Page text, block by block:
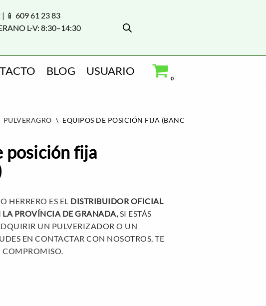
📱 609 61 23 83
L-V: 8:30–14:30
BLOG USUARIO
0
PULVERAGRO \ EQUIPOS DE POSICIÓN FIJA (BANCADAS)
posición fija
HERRERO ES EL DISTRIBUIDOR OFICIAL
LA PROVÍNCIA DE GRANADA,SI ESTÁS
UN PULVERIZADOR O UN
EN CONTACTAR CON NOSOTROS, TE
COMPROMISO.